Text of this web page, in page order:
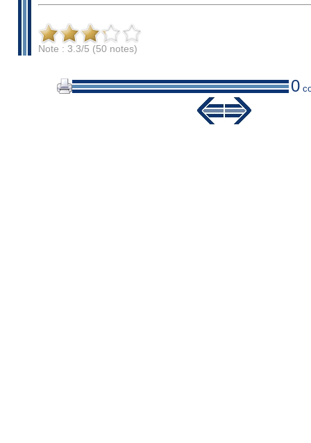
Note : 3.3/5 (50 notes)
0